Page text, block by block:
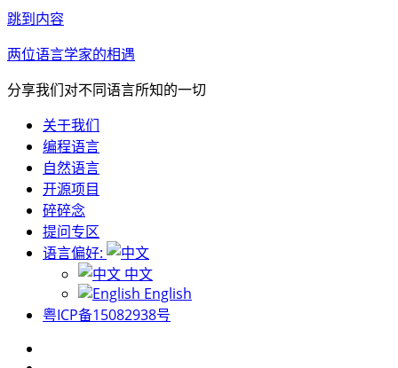
跳到内容
两位语言学家的相遇
分享我们对不同语言所知的一切
关于我们
编程语言
自然语言
开源项目
碎碎念
提问专区
语言偏好:
中文
English
粤ICP备15082938号